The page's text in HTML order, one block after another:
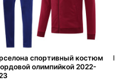
спортивный костюм
олимпийкой 2022-